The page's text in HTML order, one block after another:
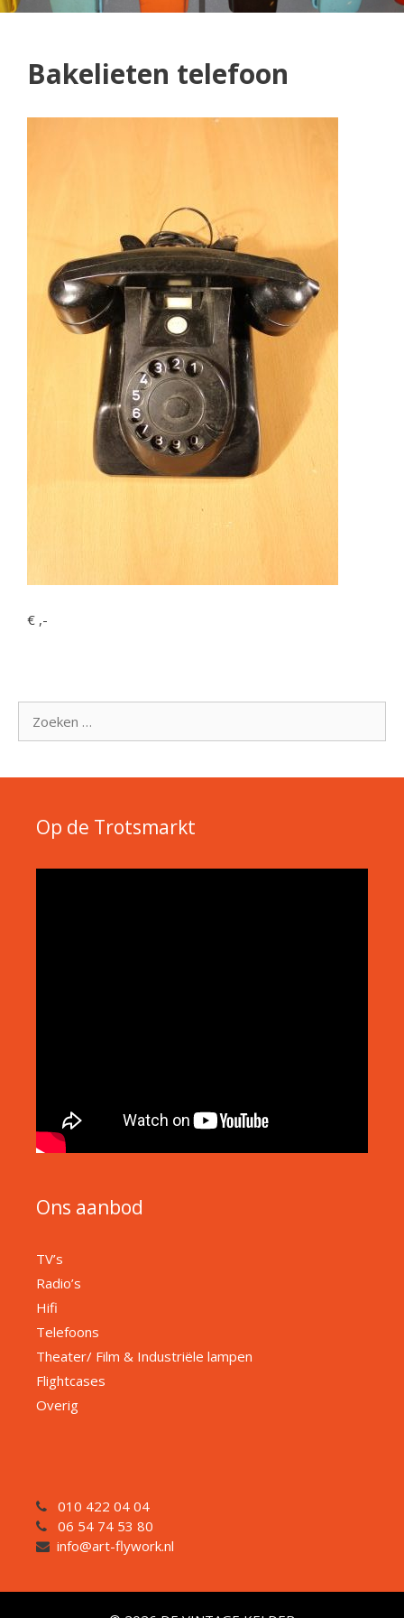
Bakelieten telefoon
€ ,-
naar:
Op de Trotsmarkt
Ons aanbod
TV’s
Radio’s
Hifi
Telefoons
Theater/ Film & Industriële lampen
Flightcases
Overig
010 422 04 04
06 54 74 53 80
info@art-flywork.nl